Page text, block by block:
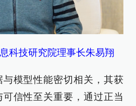
科技研究院理事长朱易翔
模型性能密切相关，其获
信性至关重要，通过正当